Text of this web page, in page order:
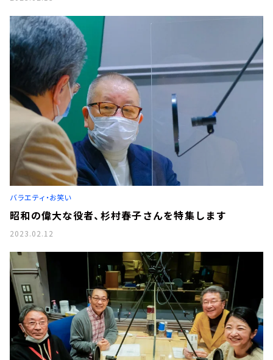
バラエティ・お笑い
昭和の偉大な役者、杉村春子さんを特集します
2023.02.12